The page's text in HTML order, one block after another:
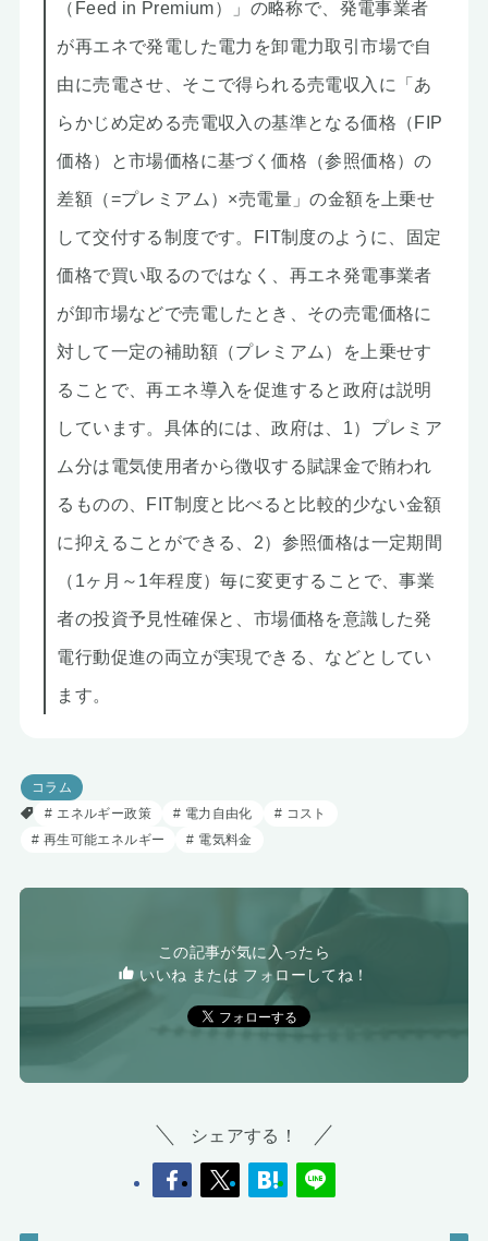
（Feed in Premium）」の略称で、発電事業者
が再エネで発電した電力を卸電力取引市場で自
由に売電させ、そこで得られる売電収入に「あ
らかじめ定める売電収入の基準となる価格（FIP
価格）と市場価格に基づく価格（参照価格）の
差額（=プレミアム）×売電量」の金額を上乗せ
して交付する制度です。FIT制度のように、固定
価格で買い取るのではなく、再エネ発電事業者
が卸市場などで売電したとき、その売電価格に
対して一定の補助額（プレミアム）を上乗せす
ることで、再エネ導入を促進すると政府は説明
しています。具体的には、政府は、1）プレミア
ム分は電気使用者から徴収する賦課金で賄われ
るものの、FIT制度と比べると比較的少ない金額
に抑えることができる、2）参照価格は一定期間
（1ヶ月～1年程度）毎に変更することで、事業
者の投資予見性確保と、市場価格を意識した発
電行動促進の両立が実現できる、などとしてい
ます。
コラム
エネルギー政策
電力自由化
コスト
再生可能エネルギー
電気料金
この記事が気に入ったら
いいね または フォローしてね！
シェアする！